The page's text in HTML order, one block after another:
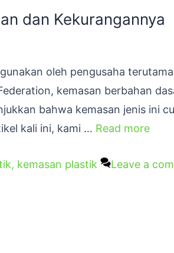
dan Kekurangannya
oleh pengusaha
kemasan berbahan
bahwa kemasan jenis ini
kali ini, kami … Read more
, kemasan plastik Leave a